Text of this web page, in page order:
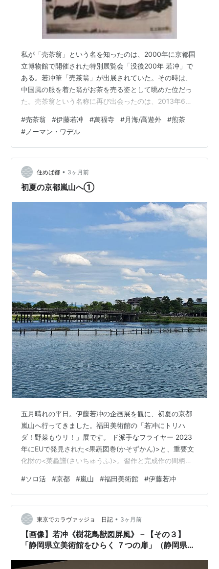
私が「売茶翁」という名を知ったのは、2000年に京都国
立博物館で開催された特別展覧会「没後200年 若冲」で
ある。若冲筆「売茶翁」が出展されていた。その時は、
中国風の服を着た翁がお茶を売る姿として眺めた位だっ
た。売茶翁という名称に再び出会ったのは、2013年6
の一隅で白壁の龍宮門形式の門が目に止まり、傍には
「売茶堂」という石標が立っていた。扉のないその門を
くぐると、その先に「茶禅」という扁額のかかった小さ
な御堂があり、その近くに「売茶翁顕彰碑」があった。
また、「喫茶去」という扁額を掲げた建物の入口も近く
にあった。「売茶翁」という言葉がこのとき目…
#売茶翁 #伊藤若冲 #萬福寺 #月海/高遊外 #煎茶
# ノーマン・ワデル
住めば都 • 3ヶ月前
初夏の京都嵐山へ①
五月晴れの平日。伊藤若冲の企画展を観に、初夏の京都
嵐山へ行ってきました。福田美術館の「若冲にトリハ
ダ！野菜もウリ！」展です。 ド派手なフライヤー 2023
年にEUで発見された<果蔬図巻(かそずかん)>と、重要文
化財の<菜蟲譜(さいちゅうふ)>。習作と完成作の間柄に
す。開催期間が長いためのんびり構えていた私。<菜蟲譜
>の前期展示が5月8日までと知り、あわてておでかけし
ました。 とてもモダンな美術館 スマホに限り写真撮影可
能でした。亀に見えない<霊亀図>。なぜか耳つき。 <仔
犬図>。円山応挙の子犬に比べてブサイク？ちょっと高橋
留美子みを感じる。 初…
#ソロ活 #京都 #嵐山 #福田美術館 #伊藤若冲
東京でカラヴァッジョ 日記 • 3ヶ月前
【画像】若冲《樹花鳥獣図屏風》－【その３】
「静岡県立美術館をひらく ７つの扉」（静岡県立